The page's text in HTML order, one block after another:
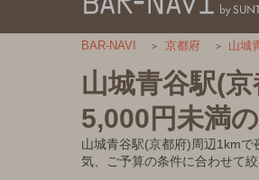
BAR-NAVI 京都府 山城
山城青谷駅(
5,000円未満
山城青谷駅(京都府)周辺1km
気、ご予算の条件に合わせて